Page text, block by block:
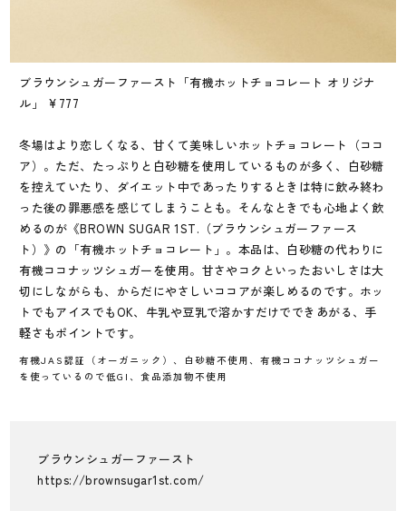
ブラウンシュガーファースト「有機ホットチョコレート オリジナ
ル」 ¥777
冬場はより恋しくなる、甘くて美味しいホットチョコレート（ココ
ア）。ただ、たっぷりと白砂糖を使用しているものが多く、白砂糖
を控えていたり、ダイエット中であったりするときは特に飲み終わ
った後の罪悪感を感じてしまうことも。そんなときでも心地よく飲
めるのが《BROWN SUGAR 1ST.（ブラウンシュガーファース
ト）》の「有機ホットチョコレート」。本品は、白砂糖の代わりに
有機ココナッツシュガーを使用。甘さやコクといったおいしさは大
切にしながらも、からだにやさしいココアが楽しめるのです。ホッ
トでもアイスでもOK、牛乳や豆乳で溶かすだけでできあがる、手
軽さもポイントです。
有機JAS認証（オーガニック）、白砂糖不使用、有機ココナッツシュガー
を使っているので低GI、食品添加物不使用
ブラウンシュガーファースト
https://brownsugar1st.com/